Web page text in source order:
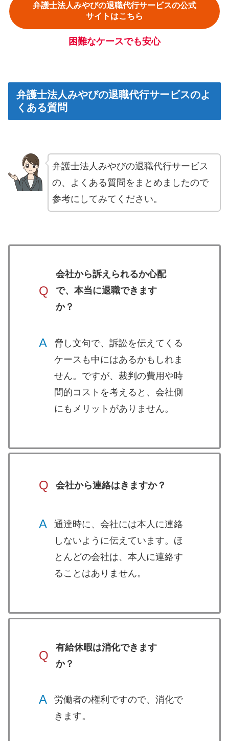
弁護士法人みやびの退職代行サービスの公式
サイトはこちら
困難なケースでも安心
弁護士法人みやびの退職代行サービスのよ
くある質問
弁護士法人みやびの退職代行サービス
の、よくある質問をまとめましたので
参考にしてみてください。
Q
会社から訴えられるか心配
で、本当に退職できます
か？
A
脅し文句で、訴訟を伝えてくる
ケースも中にはあるかもしれま
せん。ですが、裁判の費用や時
間的コストを考えると、会社側
にもメリットがありません。
Q 会社から連絡はきますか？
A
通達時に、会社には本人に連絡
しないように伝えています。ほ
とんどの会社は、本人に連絡す
ることはありません。
Q
有給休暇は消化できます
か？
A
労働者の権利ですので、消化で
きます。